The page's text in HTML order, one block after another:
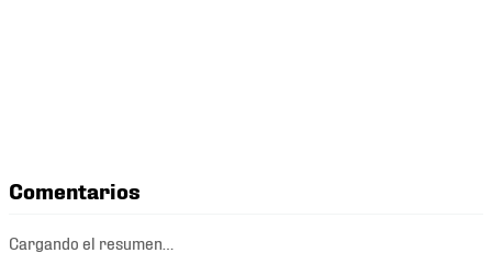
Comentarios
Cargando el resumen…